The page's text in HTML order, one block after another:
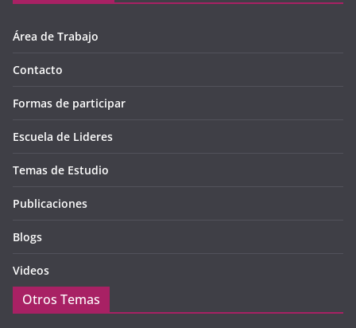
Área de Trabajo
Contacto
Formas de participar
Escuela de Lideres
Temas de Estudio
Publicaciones
Blogs
Videos
Otros Temas